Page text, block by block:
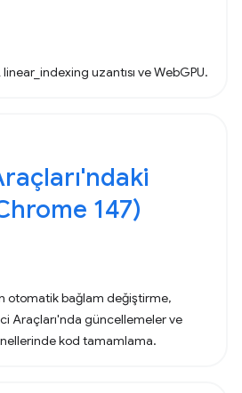
uzantısı ve WebGPU.
147)
otomatik bağlam değiştirme,
Araçları'nda güncellemeler ve
kod tamamlama.